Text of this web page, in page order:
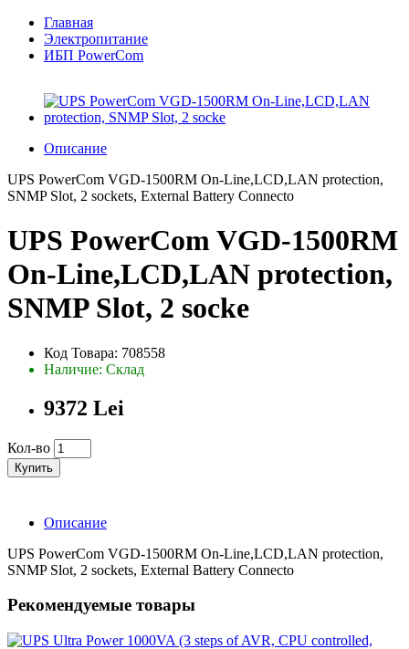
Главная
Электропитание
ИБП PowerCom
Описание
UPS PowerCom VGD-1500RM On-Line,LCD,LAN protection,
SNMP Slot, 2 sockets, External Battery Connecto
UPS PowerCom VGD-1500RM
On-Line,LCD,LAN protection,
SNMP Slot, 2 socke
Код Товара: 708558
Наличие: Склад
9372 Lei
Кол-во
Купить
Описание
UPS PowerCom VGD-1500RM On-Line,LCD,LAN protection,
SNMP Slot, 2 sockets, External Battery Connecto
Рекомендуемые товары